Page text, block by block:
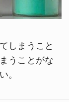
しまうこと
うことがな
。